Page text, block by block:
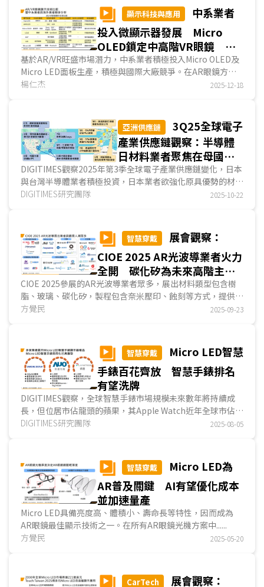
料中心與高速運算需求提升，光通訊技術逐步成為光電產業獲
利成長動能，加上低軌衛星應用亦逐步成熟，將為光電產業開
啟新應用場域。...
顯示科技與應用
中系業者
投入微顯示器發展 Micro
OLED鎖定中高階VR眼鏡
Micro LED將成AR眼鏡主流
基於AR/VR旺盛市場潛力，中系業者積極投入Micro OLED及
Micro LED面板生產，積極與國際大廠競爭。在AR眼鏡方
面，目前市場主流為成本效益較高的Micro OLED面板搭配
高階機種採用Micro OLED的大方向將不會改變。...
楊仁杰 2025-12-18
亞洲供應鏈
3Q25全球電子
產業供應鏈觀察：半導體
日材料業者聚焦在母國設
廠、台廠採多地布點 面
板業聚焦非LCD布局 電
子產品與EMS廠以東協、
DIGITIMES觀察2025年第3季全球電子產業供應鏈變化，日本
與台灣半導體業者積極投資，日本業者欲強化原具優勢的材料
領域，台灣業者投資領域則相較多元；電子零組件以P...
DIGITIMES研究團隊 2025-10-22
智慧穿戴
展會觀察：
CIOE 2025 AR光波導業者火力
全開 碳化矽為未來高階主流
材料
CIOE 2025參展的AR光波導業者眾多，展出材料類型包含樹
脂、玻璃、碳化矽，製程包含奈米壓印、蝕刻等方式，提供低
至高階、全面的方案，顯示AR光波導技術已趨於成熟；...
方覺民 2025-09-23
智慧穿戴
Micro LED智慧
手錶百花齊放 智慧手錶排名
有望洗牌
DIGITIMES觀察，全球智慧手錶市場規模未來數年將持續成
長，但位居市佔龍頭的蘋果，其Apple Watch近年全球市佔卻
逐年降低，同時多家競爭業者近年在Micro LED良率上...
DIGITIMES研究團隊 2025-08-05
智慧穿戴
Micro LED為
AR普及關鍵 AI有望優化成本
並加速量產
Micro LED具備亮度高、體積小、壽命長等特性，因而成為
AR眼鏡最佳顯示技術之一。在所有AR眼鏡光機方案中......
方覺民
2025-05-20
CarTech
展會觀察：